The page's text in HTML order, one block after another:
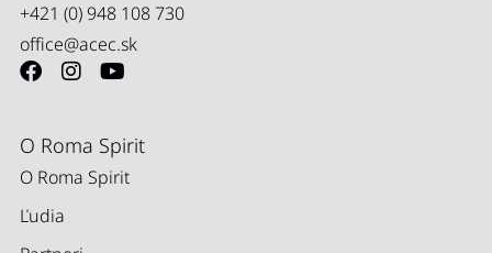
+421 (0) 948 108 730
office@acec.sk
O Roma Spirit
O Roma Spirit
Ľudia